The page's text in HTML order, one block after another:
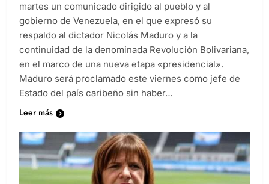
martes un comunicado dirigido al pueblo y al
gobierno de Venezuela, en el que expresó su
respaldo al dictador Nicolás Maduro y a la
continuidad de la denominada Revolución Bolivariana,
en el marco de una nueva etapa «presidencial».
Maduro será proclamado este viernes como jefe de
Estado del país caribeño sin haber…
Leer más